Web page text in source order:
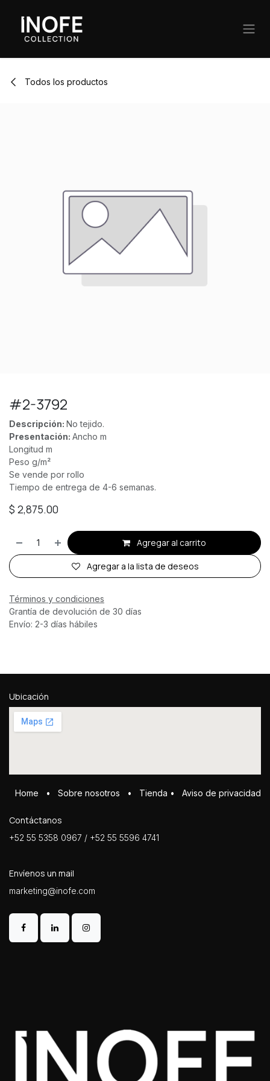
Todos los productos
#2-3792
Descripción: No tejido.
Presentación: Ancho m
Longitud m
Peso g/m²
Se vende por rollo
Tiempo de entrega de 4-6 semanas.
$ 2,875.00
Agregar al carrito
Agregar a la lista de deseos
Términos y condiciones
Grantía de devolución de 30 días
Envío: 2-3 días hábiles
Ubicación
Home • Sobre ​n​osotros • Tienda • Aviso de privacidad
Contáctanos
+52 55 5358 0967 / +52 55 5596 4741
Envíenos un mail
marketing@inofe.com